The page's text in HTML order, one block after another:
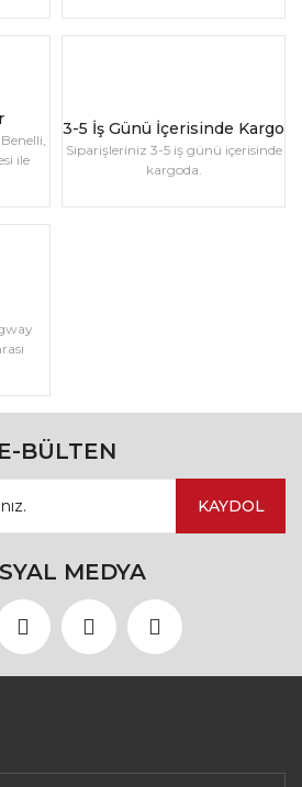
ile
3-5 İş Günü İçerisinde Kargo
Siparişleriniz 3-5 iş günü içerisinde
kargoda.
E-BÜLTEN
KAYDOL
MEDYA